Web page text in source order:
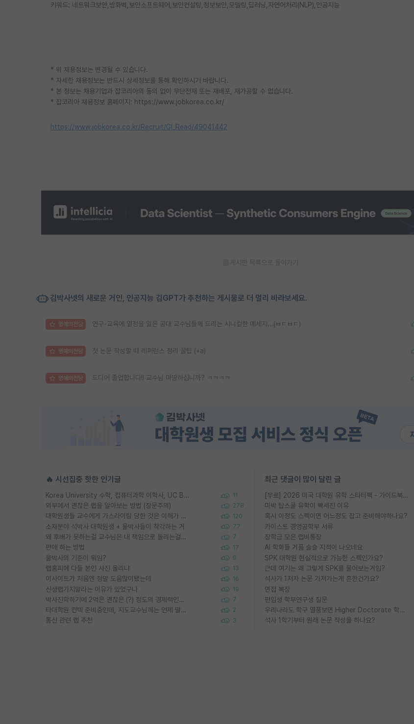
키워드: 네트워크보안,방화벽,보안소프트웨어,보안컨설팅,정보보안,모델링,딥러닝,자연어처리(NLP),인공지능
* 위 채용정보는 변경될 수 있습니다.
* 자세한 채용정보는 반드시 상세정보를 통해 확인하시기 바랍니다.
* 본 정보는 채용기업과 잡코리아의 동의 없이 무단전재 또는 재배포, 재가공할 수 없습니다.
* 잡코리아 채용정보 홈페이지: https://www.jobkorea.co.kr/
https://www.jobkorea.co.kr/Recruit/GI_Read/49041442
게시판 목록으로 돌아가기
김박사넷의 새로운 거인, 인공지능 김GPT가 추천하는 게시물로 더 멀리 바라보세요.
명예의전당 연구-교육에 열정을 잃은 공대 교수님들께 드리는 시니컬한 메세지...(ㅂㄷㅂㄷ)
명예의전당 첫 논문 작성할 때 레퍼런스 정리 꿀팁 (+a)
명예의전당 드디어 졸업합니다!! 교수님 마땅하십니까? ㅋㅋㅋㅋ
🔥 시선집중 핫한 인기글
Korea University 수학, 컴퓨터과학 이학사, UC Berkeley 산업공학 대학원 공학박사가 되는 것은 쉽지 않겠죠? 11
외부에서 괜찮은 랩을 알아보는 방법 (장문주의) 278
대학원생들 교수에게 가스라이팅 당한 것은 이해가 갑니다. 안타깝네요. 120
소재분야 석박사 대학원생 + 물박사들이 착각하는 거 77
왜 후배가 못하는걸 교수님은 내 책임으로 돌리는걸까요? 7
편애 하는 방법 17
물박사의 기준이 뭐임? 9
랩홈피에 다들 본인 사진 올리냐 13
이사이트가 처음엔 정말 도움많이됐는데 16
신생랩가지말라는 이유가 있었구나 19
박사진학하기에 2억은 괜찮은 (?) 정도의 경제력인가요 7
타대학원 컨텍 준비중인데, 지도교수님께는 언제 말씀드려야 할까요? 2
통신 관련 랩 추천 3
최근 댓글이 많이 달린 글
[무료] 2026 미국 대학원 유학 스타터팩 - 가이드북 & 합격자 컨택메일 템플릿
미박 탑스쿨 유학이 빡세진 이유
혹시 이정도 스펙이면 어느정도 잡고 준비해야하나요?
카이스트 경영공학부 서류
장학금 모은 랩비통장
AI 학회들 거품 슬슬 지적이 나오네요
SPK 대학원 현실적으로 가능한 스펙인가요?
근데 여기는 왜 그렇게 SPK를 물어보는거임?
석사가 1저자 논문 가져가는게 흔한건가요?
면접 복장
편입생 학부연구생 질문
우리나라도 학구 열풍보면 Higher Doctorate 학위가 필요하다고 봅니다.
석사 1학기부터 원래 논문 작성을 하나요?